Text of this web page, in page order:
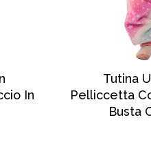
In
Tutina
Pelliccetta
Busta